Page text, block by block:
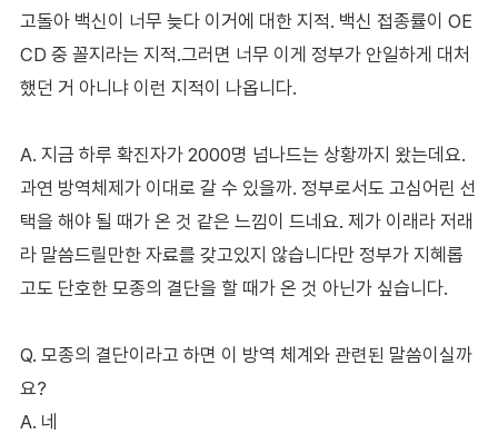
고돌아 백신이 너무 늦다 이거에 대한 지적. 백신 접종률이 OE
CD 중 꼴지라는 지적.그러면 너무 이게 정부가 안일하게 대처
했던 거 아니냐 이런 지적이 나옵니다.
A. 지금 하루 확진자가 2000명 넘나드는 상황까지 왔는데요.
과연 방역체제가 이대로 갈 수 있을까. 정부로서도 고심어린 선
택을 해야 될 때가 온 것 같은 느낌이 드네요. 제가 이래라 저래
라 말씀드릴만한 자료를 갖고있지 않습니다만 정부가 지혜롭
고도 단호한 모종의 결단을 할 때가 온 것 아닌가 싶습니다.
Q. 모종의 결단이라고 하면 이 방역 체계와 관련된 말씀이실까
요?
A. 네